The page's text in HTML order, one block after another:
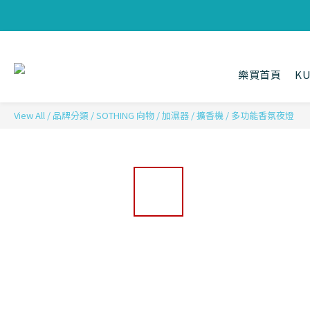
樂買首頁
View All / 品牌分類 /SOTHING 向物 /加濕器 / 擴香機 / 多功能香氛夜燈